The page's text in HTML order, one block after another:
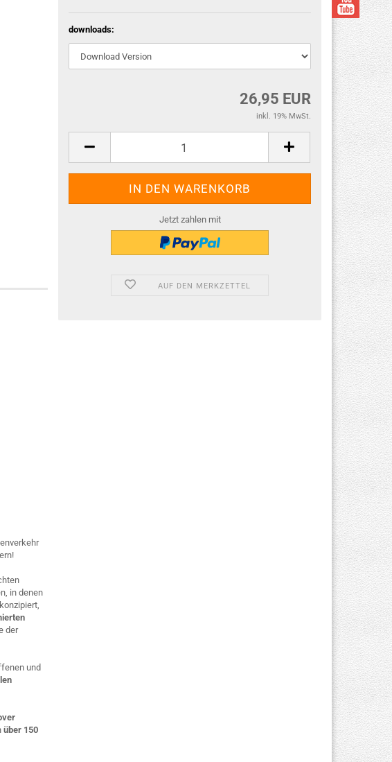
downloads:
26,95 EUR
inkl. 19% MwSt.
Jetzt zahlen mit
AUF DEN MERKZETTEL
in denen
der
und
über 150